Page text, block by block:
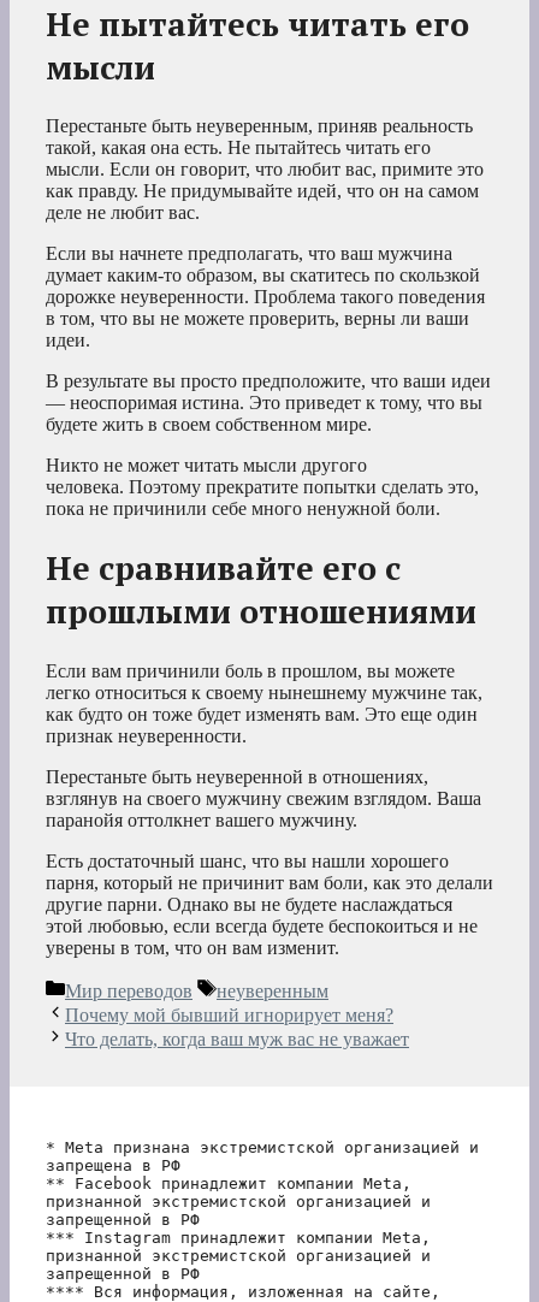
Не пытайтесь читать его
мысли
Перестаньте быть неуверенным, приняв реальность
такой, какая она есть. Не пытайтесь читать его
мысли. Если он говорит, что любит вас, примите это
как правду. Не придумывайте идей, что он на самом
деле не любит вас.
Если вы начнете предполагать, что ваш мужчина
думает каким-то образом, вы скатитесь по скользкой
дорожке неуверенности. Проблема такого поведения
в том, что вы не можете проверить, верны ли ваши
идеи.
В результате вы просто предположите, что ваши идеи
— неоспоримая истина. Это приведет к тому, что вы
будете жить в своем собственном мире.
Никто не может читать мысли другого
человека. Поэтому прекратите попытки сделать это,
пока не причинили себе много ненужной боли.
Не сравнивайте его с
прошлыми отношениями
Если вам причинили боль в прошлом, вы можете
легко относиться к своему нынешнему мужчине так,
как будто он тоже будет изменять вам. Это еще один
признак неуверенности.
Перестаньте быть неуверенной в отношениях,
взглянув на своего мужчину свежим взглядом. Ваша
паранойя оттолкнет вашего мужчину.
Есть достаточный шанс, что вы нашли хорошего
парня, который не причинит вам боли, как это делали
другие парни. Однако вы не будете наслаждаться
этой любовью, если всегда будете беспокоиться и не
уверены в том, что он вам изменит.
Рубрики
Мир переводов Метки
неуверенным
Почему мой бывший игнорирует меня?
Что делать, когда ваш муж вас не уважает
* Meta признана экстремистской организацией и
запрещена в РФ
** Facebook принадлежит компании Meta,
признанной экстремистской организацией и
запрещенной в РФ
*** Instagram принадлежит компании Meta,
признанной экстремистской организацией и
запрещенной в РФ
**** Вся информация, изложенная на сайте,